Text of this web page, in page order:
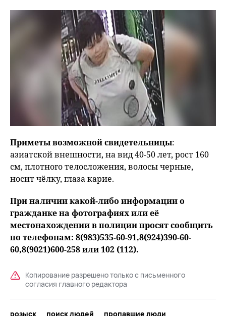
Приметы возможной свидетельницы:
азиатской внешности, на вид 40-50 лет, рост 160
см, плотного телосложения, волосы черные,
носит чёлку, глаза карие.
При наличии какой-либо информации о
гражданке на фотографиях или её
местонахождении в полиции просят сообщить
по телефонам: 8(983)535-60-91,8(924)390-60-
60,8(9021)600-258 или 102 (112).
Копирование разрешено только с письменного
согласия главного редактора
розыск поиск людей
пропавшие люди